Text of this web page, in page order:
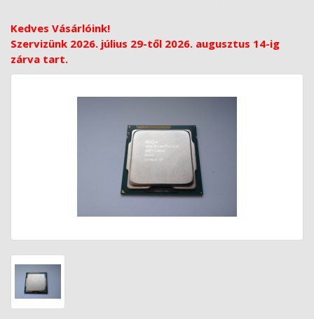
Kedves Vásárlóink!
Szervizünk 2026. július 29-től 2026. augusztus 14-ig
zárva tart.